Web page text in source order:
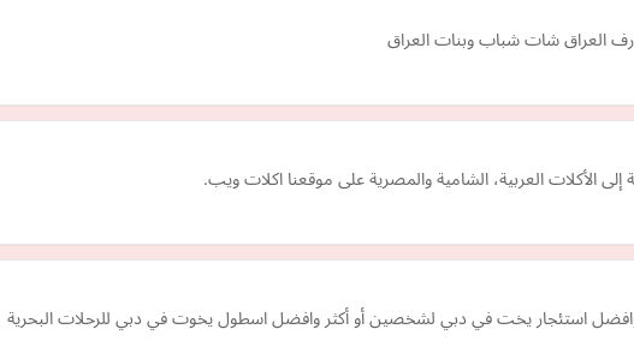
العراق شات شباب وبنات العراق
الأكلات العربية، الشامية والمصرية على موقعنا اكلات ويب.
استئجار يخت في دبي لشخصين أو أكثر وافضل اسطول يخوت في دبي للرحلات البحرية